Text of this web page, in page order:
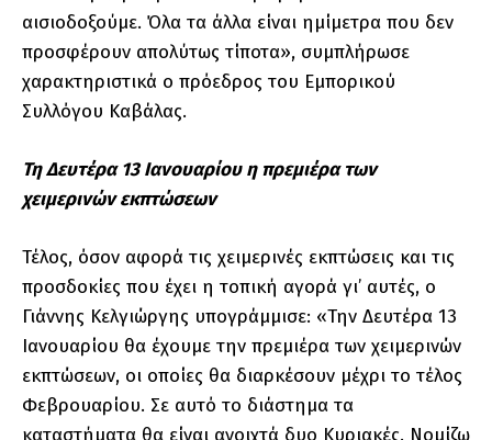
αισιοδοξούμε. Όλα τα άλλα είναι ημίμετρα που δεν
προσφέρουν απολύτως τίποτα», συμπλήρωσε
χαρακτηριστικά ο πρόεδρος του Εμπορικού
Συλλόγου Καβάλας.
Τη Δευτέρα 13 Ιανουαρίου η πρεμιέρα των
χειμερινών εκπτώσεων
Τέλος, όσον αφορά τις χειμερινές εκπτώσεις και τις
προσδοκίες που έχει η τοπική αγορά γι’ αυτές, ο
Γιάννης Κελγιώργης υπογράμμισε: «Την Δευτέρα 13
Ιανουαρίου θα έχουμε την πρεμιέρα των χειμερινών
εκπτώσεων, οι οποίες θα διαρκέσουν μέχρι το τέλος
Φεβρουαρίου. Σε αυτό το διάστημα τα
καταστήματα θα είναι ανοιχτά δυο Κυριακές. Νομίζω